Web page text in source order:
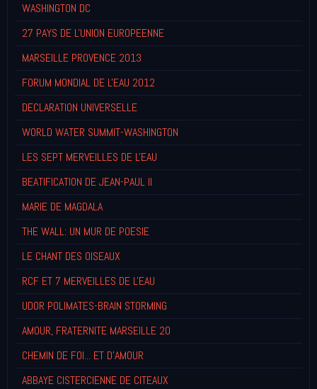
WASHINGTON DC
27 PAYS DE L'UNION EUROPEENNE
MARSEILLE PROVENCE 2013
FORUM MONDIAL DE L'EAU 2012
DECLARATION UNIVERSELLE
WORLD WATER SUMMIT-WASHINGTON
LES SEPT MERVEILLES DE L'EAU
BEATIFICATION DE JEAN-PAUL II
MARIE DE MAGDALA
THE WALL: UN MUR DE POESIE
LE CHANT DES OISEAUX
RCF ET 7 MERVEILLES DE L'EAU
UDOR POLIMATES-BRAIN STORMING
AMOUR, FRATERNITE MARSEILLE 20
CHEMIN DE FOI... ET D'AMOUR
ABBAYE CISTERCIENNE DE CITEAUX